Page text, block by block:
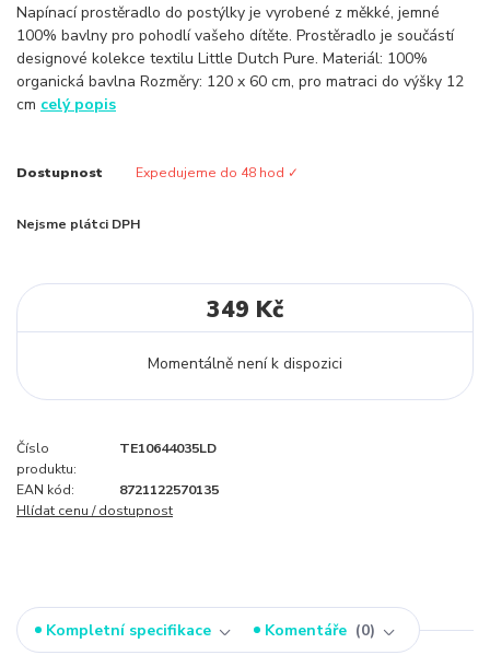
Napínací prostěradlo do postýlky je vyrobené z měkké, jemné
100% bavlny pro pohodlí vašeho dítěte. Prostěradlo je součástí
designové kolekce textilu Little Dutch Pure. Materiál: 100%
organická bavlna Rozměry: 120 x 60 cm, pro matraci do výšky 12
cm celý popis
Dostupnost Expedujeme do 48 hod ✓
Nejsme plátci DPH
349 Kč
Momentálně není k dispozici
Číslo
produktu:
TE10644035LD
EAN kód:
8721122570135
Hlídat cenu / dostupnost
Kompletní specifikace Komentáře 0